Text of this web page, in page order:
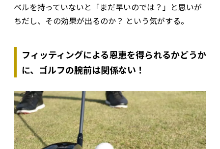
ベルを持っていないと「まだ早いのでは？」と思いが
ちだし、その効果が出るのか？ という気がする。
フィッティングによる恩恵を得られるかどうか
に、ゴルフの腕前は関係ない！